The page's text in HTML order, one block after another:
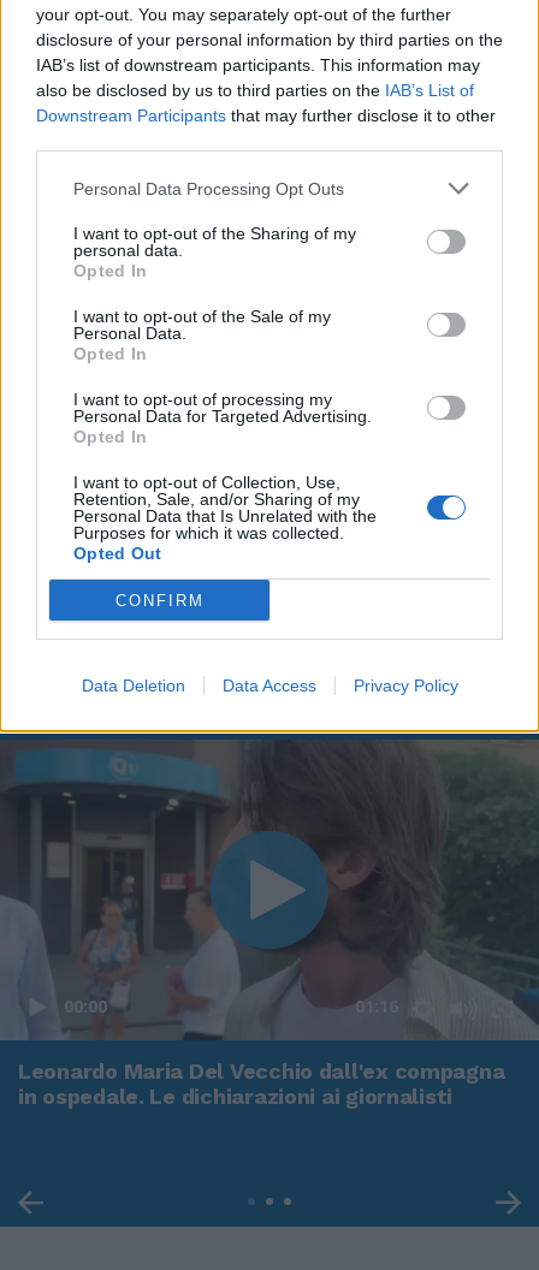
your opt-out. You may separately opt-out of the further
disclosure of your personal information by third parties on the
IAB’s list of downstream participants. This information may
also be disclosed by us to third parties on the IAB’s List of
Downstream Participants that may further disclose it to other
Personal Data Processing Opt Outs
I want to opt-out of the Sharing of my
personal data.
Opted In
I want to opt-out of the Sale of my
Personal Data.
Opted In
I want to opt-out of processing my
Personal Data for Targeted Advertising.
Opted In
I want to opt-out of Collection, Use,
Retention, Sale, and/or Sharing of my
Personal Data that Is Unrelated with the
Purposes for which it was collected.
Opted Out
CONFIRM
Data Deletion Data Access Privacy Policy
00:00 01:16
Leonardo Maria Del Vecchio dall'ex compagna
in ospedale. Le dichiarazioni ai giornalisti